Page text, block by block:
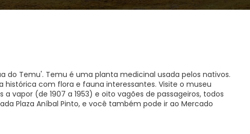
do Temu'. Temu é uma planta medicinal usada pelos nativos.
histórica com flora e fauna interessantes. Visite o museu
(de 1907 a 1953) e oito vagões de passageiros, todos
Plaza Aníbal Pinto, e você também pode ir ao Mercado